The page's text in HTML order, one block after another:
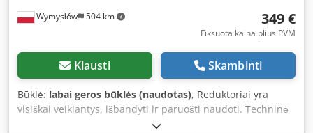
Wymysłów 504 km 349 €
Fiksuota kaina plius PVM
Klausti Skambinti
Būklė: labai geros būklės (naudotas), Reduktoriai yra
visiškai veikiantys, išbandyti ir paruošti naudoti. Techninė
būklė labai gera, matomi tik įprasti naudojimo pėdsakai,